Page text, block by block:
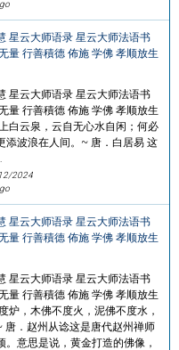
星云大师语录 星云大师法语书
量 行善積德 佈施 学佛 孝顺放生
星云大师语录 星云大师法语书
量 行善積德 佈施 学佛 孝顺放生
白云泉，云自无心水自闲；何必
添波浪在人间。~ 唐．白居易 这
2024
星云大师语录 星云大师法语书
量 行善積德 佈施 学佛 孝顺放生
星云大师语录 星云大师法语书
量 行善積德 佈施 学佛 孝顺放生
炉，木佛不度火，泥佛不度水，
唐．赵州从谂这是唐代赵州禅师
。意思是说，黄金打造的佛像，